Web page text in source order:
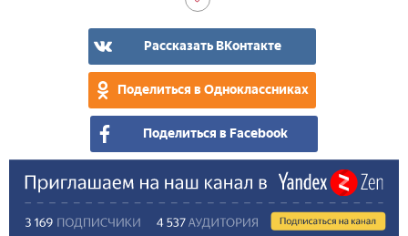
Рассказать ВКонтакте
Поделиться в Одноклассниках
Поделиться в Facebook